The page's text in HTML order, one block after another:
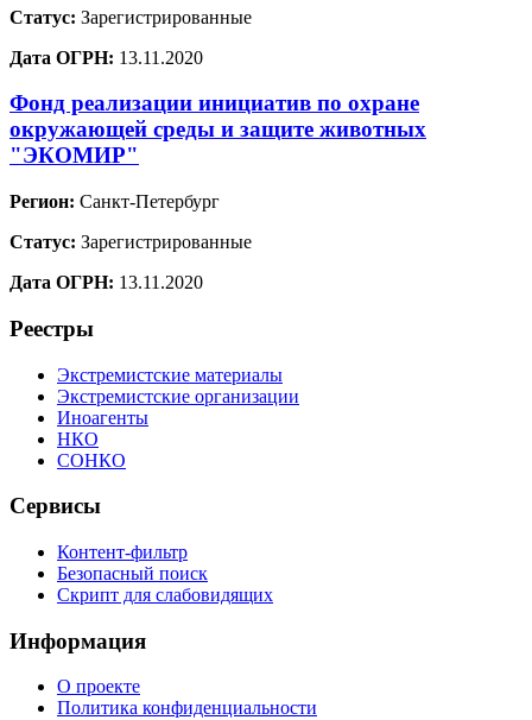
Статус: Зарегистрированные
Дата ОГРН: 13.11.2020
Фонд реализации инициатив по охране
окружающей среды и защите животных
"ЭКОМИР"
Регион: Санкт-Петербург
Статус: Зарегистрированные
Дата ОГРН: 13.11.2020
Реестры
Экстремистские материалы
Экстремистские организации
Иноагенты
НКО
СОНКО
Сервисы
Контент-фильтр
Безопасный поиск
Скрипт для слабовидящих
Информация
О проекте
Политика конфиденциальности